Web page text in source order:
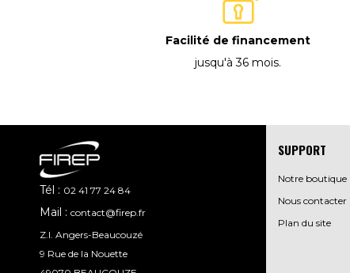
Facilité de financement
jusqu'à 36 mois.
SUPPORT
Notre boutique
Nous contacter
Plan du site
Tél : 02 41 77 24 84
Mail : contact@firep.fr
Z.I. Angers-Beaucouzé
9 Rue de la Nouette